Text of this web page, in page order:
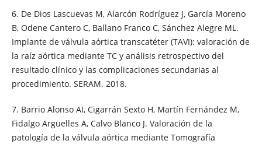
6. De Dios Lascuevas M, Alarcón Rodríguez J, García Moreno
B, Odene Cantero C, Ballano Franco C, Sánchez Alegre ML.
Implante de válvula aórtica transcatéter (TAVI): valoración de
la raíz aórtica mediante TC y análisis retrospectivo del
resultado clínico y las complicaciones secundarias al
procedimiento. SERAM. 2018.
7. Barrio Alonso AI, Cigarrán Sexto H, Martín Fernández M,
Fidalgo Argüelles A, Calvo Blanco J. Valoración de la
patología de la válvula aórtica mediante Tomografía